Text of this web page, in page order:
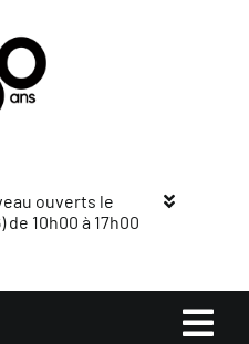
ouverts le
10h00 à 17h00